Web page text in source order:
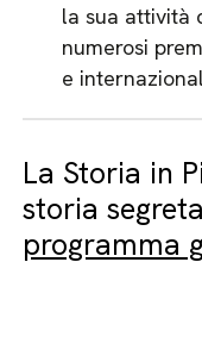
la sua attività
numerosi
e
La Storia in
storia
programma